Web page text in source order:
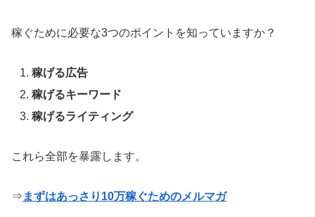
稼ぐために必要な3つのポイントを知っていますか？
稼げる広告
稼げるキーワード
稼げるライティング
これら全部を暴露します。
⇒ まずはあっさり10万稼ぐためのメルマガ